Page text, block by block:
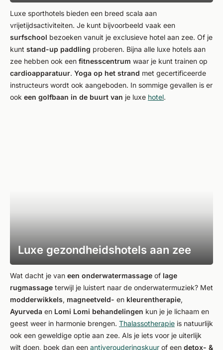
Luxe sporthotels bieden een breed scala aan
vrijetijdsactiviteiten. Je kunt bijvoorbeeld vaak een
surfschool bezoeken vanuit je exclusieve hotel aan zee. Of je
kunt stand-up paddling proberen. Bijna alle luxe hotels aan
zee hebben ook een fitnesscentrum waar je kunt trainen op
cardioapparatuur. Yoga op het strand met gecertificeerde
instructeurs wordt ook aangeboden. In sommige gevallen is er
ook een golfbaan in de buurt van je luxe hotel.
Luxe gezondheidshotels aan zee
Wat dacht je van een onderwatermassage of lage
rugmassage terwijl je luistert naar de onderwatermuziek? Met
modderwikkels, magneetveld- en kleurentherapie,
Ayurveda en Lomi Lomi behandelingen kun je je lichaam en
geest weer in harmonie brengen. Thalassotherapie is natuurlijk
ook een geweldige optie aan zee. Als je iets voor je uiterlijk
wilt doen, boek dan een antiverouderingskuur of een detox- &